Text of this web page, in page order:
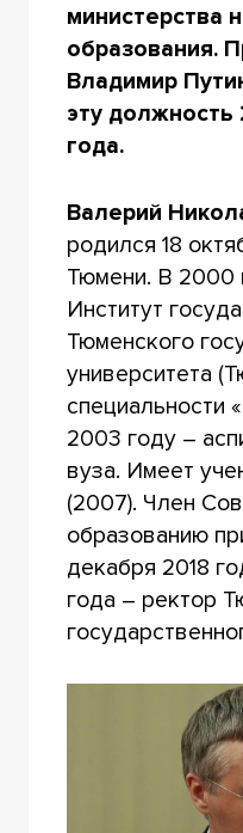
министерства
образования.
Владимир
эту должность
года.
Валерий
родился 18
Тюмени. В 2000
Институт
Тюменского
университета
специальности
2003 году –
вуза. Имеет
(2007). Член
образованию
декабря 2018
года – ректор